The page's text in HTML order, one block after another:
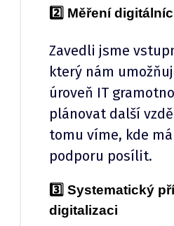
2️⃣ Měření
Zavedli jsme
který nám
úroveň IT
plánovat další
tomu víme, kde
podporu posílit.
3️⃣ Systematický
digitalizaci